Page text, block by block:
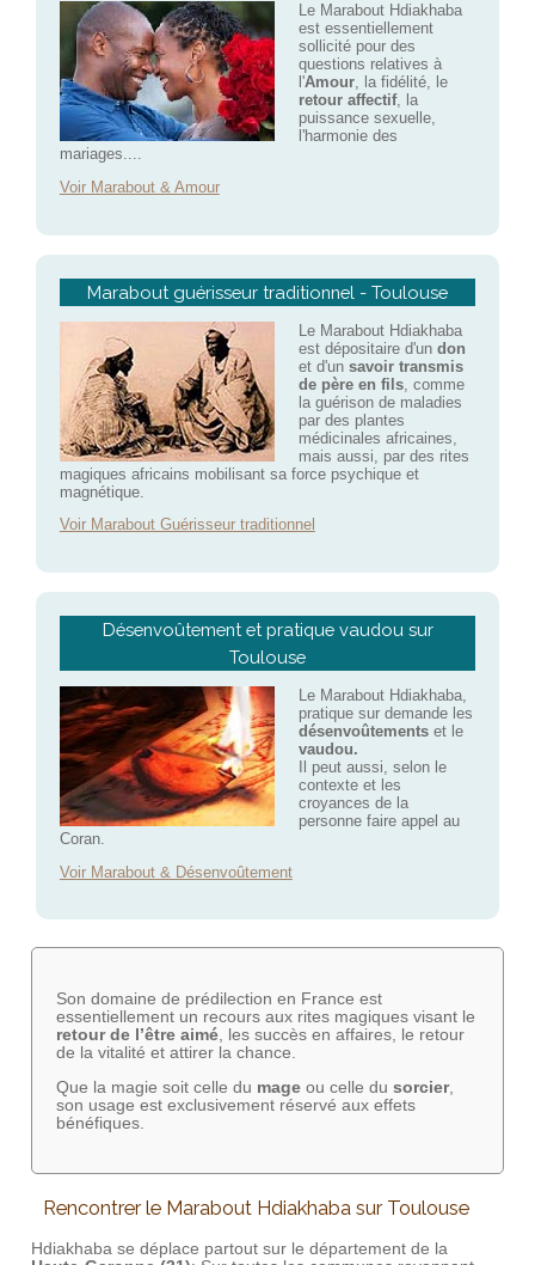
Le Marabout Hdiakhaba
est essentiellement
sollicité pour des
questions relatives à
l'Amour, la fidélité, le
retour affectif, la
puissance sexuelle,
l'harmonie des
mariages....
Voir Marabout & Amour
Marabout guérisseur traditionnel - Toulouse
Le Marabout Hdiakhaba
est dépositaire d'un don
et d'un savoir transmis
de père en fils, comme
la guérison de maladies
par des plantes
médicinales africaines,
mais aussi, par des rites
magiques africains mobilisant sa force psychique et
magnétique.
Voir Marabout Guérisseur traditionnel
Désenvoûtement et pratique vaudou sur
Toulouse
Le Marabout Hdiakhaba,
pratique sur demande les
désenvoûtementset le
vaudou.
Il peut aussi, selon le
contexte et les
croyances de la
personne faire appel au
Coran.
Voir Marabout & Désenvoûtement
Son domaine de prédilection en France est
essentiellement un recours aux rites magiques visant le
retour de l’être aimé, les succès en affaires, le retour
de la vitalité et attirer la chance.
Que la magie soit celle du mageou celle du sorcier,
son usage est exclusivement réservé aux effets
bénéfiques.
Rencontrer le Marabout Hdiakhaba sur Toulouse
Hdiakhaba se déplace partout sur le département de la